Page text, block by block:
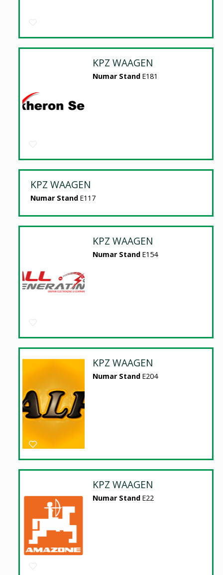
KPZ WAAGEN
Numar Stand E181
KPZ WAAGEN
Numar Stand E117
KPZ WAAGEN
Numar Stand E154
KPZ WAAGEN
Numar Stand E204
KPZ WAAGEN
Numar Stand E22